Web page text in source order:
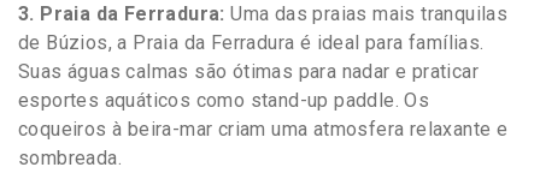
3. Praia da Ferradura: Uma das praias mais tranquilas
de Búzios, a Praia da Ferradura é ideal para famílias.
Suas águas calmas são ótimas para nadar e praticar
esportes aquáticos como stand-up paddle. Os
coqueiros à beira-mar criam uma atmosfera relaxante e
sombreada.